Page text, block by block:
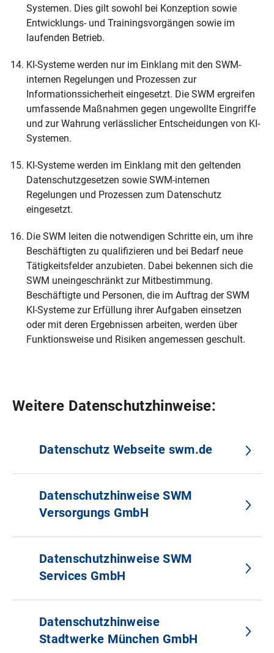
Systemen. Dies gilt sowohl bei Konzeption sowie
Entwicklungs- und Trainingsvorgängen sowie im
laufenden Betrieb.
KI-Systeme werden nur im Einklang mit den SWM-
internen Regelungen und Prozessen zur
Informationssicherheit eingesetzt. Die SWM ergreifen
umfassende Maßnahmen gegen ungewollte Eingriffe
und zur Wahrung verlässlicher Entscheidungen von KI-
Systemen.
KI-Systeme werden im Einklang mit den geltenden
Datenschutzgesetzen sowie SWM-internen
Regelungen und Prozessen zum Datenschutz
eingesetzt.
Die SWM leiten die notwendigen Schritte ein, um ihre
Beschäftigten zu qualifizieren und bei Bedarf neue
Tätigkeitsfelder anzubieten. Dabei bekennen sich die
SWM uneingeschränkt zur Mitbestimmung.
Beschäftigte und Personen, die im Auftrag der SWM
KI-Systeme zur Erfüllung ihrer Aufgaben einsetzen
oder mit deren Ergebnissen arbeiten, werden über
Funktionsweise und Risiken angemessen geschult.
Weitere Datenschutzhinweise:
Datenschutz Webseite swm.de
Datenschutzhinweise SWM
Versorgungs GmbH
Datenschutzhinweise SWM
Services GmbH
Datenschutzhinweise
Stadtwerke München GmbH